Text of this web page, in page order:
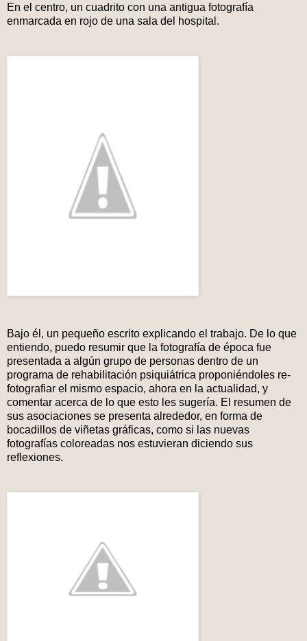
En el centro, un cuadrito con una antigua fotografía
enmarcada en rojo de una sala del hospital.
Bajo él, un pequeño escrito explicando el trabajo. De lo que
entiendo, puedo resumir que la fotografía de época fue
presentada a algún grupo de personas dentro de un
programa de rehabilitación psiquiátrica proponiéndoles re-
fotografiar el mismo espacio, ahora en la actualidad, y
comentar acerca de lo que esto les sugería. El resumen de
sus asociaciones se presenta alrededor, en forma de
bocadillos de viñetas gráficas, como si las nuevas
fotografías coloreadas nos estuvieran diciendo sus
reflexiones.